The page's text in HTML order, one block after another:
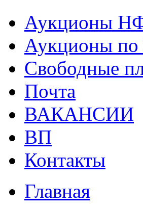
Аукционы
Аукционы
Свободные
Почта
ВАКАНСИИ
ВП
Контакты
Главная